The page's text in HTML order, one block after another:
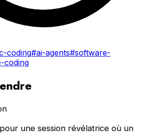
coding#ai-agents#software-
coding
une session révélatrice où un